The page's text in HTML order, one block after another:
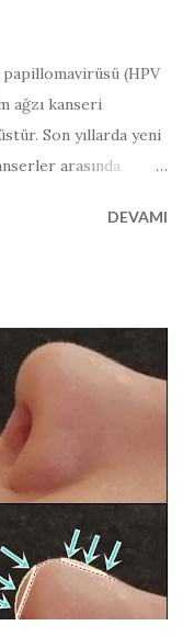
(HPV
ağzı kanseri
Son yıllarda yeni
arasında
zaman
insan papilloma
olarak
özelliklerine göre
olmak üzere ikiye
deriye temas yolu ile
konakçı hücrenin,
DEVAMI